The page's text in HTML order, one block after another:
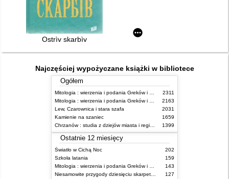
Ostrìv skarbìv
Najczęściej wypożyczane książki w bibliotece
Ogółem
Mitologia : wierzenia i podania Greków i Rzymian
2311
Mitologia : wierzenia i podania Greków i Rzymian
2163
Lew, Czarownica i stara szafa
2031
Kamienie na szaniec
1659
Chrzanów : studia z dziejów miasta i regionu do roku 1939
1399
Ostatnie 12 miesięcy
Światło w Cichą Noc
202
Szkoła latania
159
Mitologia : wierzenia i podania Greków i Rzymian
143
Niesamowite przygody dziesięciu skarpetek : (czterech prawych i sześciu lewych)
127